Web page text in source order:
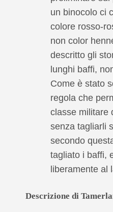
un binocolo ci
colore rosso-
non color
descritto gli
lunghi baffi,
Come è stato
regola che
classe militare
senza tagliarli
secondo
tagliato i baffi,
liberamente al
Descrizione di